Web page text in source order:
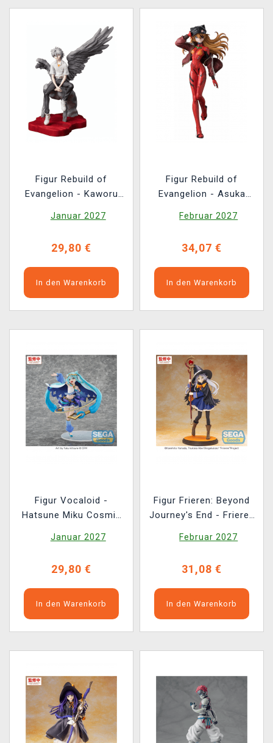
Figur Rebuild of
Evangelion - Kaworu
Januar 2027
29,80 €
In den Warenkorb
Figur Rebuild of
Evangelion - Asuka
Februar 2027
34,07 €
In den Warenkorb
Figur Vocaloid -
Hatsune Miku Cosmic
Januar 2027
29,80 €
In den Warenkorb
Figur Frieren: Beyond
Journey's End - Frieren
(Sega)
Februar 2027
31,08 €
In den Warenkorb